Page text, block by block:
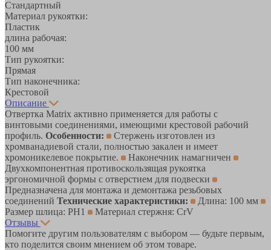
Стандартный
Материал рукоятки:
Пластик
длина рабочая:
100 мм
Тип рукоятки:
Прямая
Тип наконечника:
Крестовой
Описание
Отвертка Matrix активно применяется для работы с
винтовыми соединениями, имеющими крестовой рабочий
профиль. Особенности:
Стержень изготовлен из
хромванадиевой стали, полностью закален и имеет
хромоникелевое покрытие.
Наконечник намагничен
Двухкомпонентная противоскользящая рукоятка
эргономичной формы с отверстием для подвески
Предназначена для монтажа и демонтажа резьбовых
соединений Технические характеристики:
Длина: 100 мм
Размер шлица: PH1
Материал стержня: CrV
Отзывы
Помогите другим пользователям с выбором — будьте первым,
кто поделится своим мнением об этом товаре.